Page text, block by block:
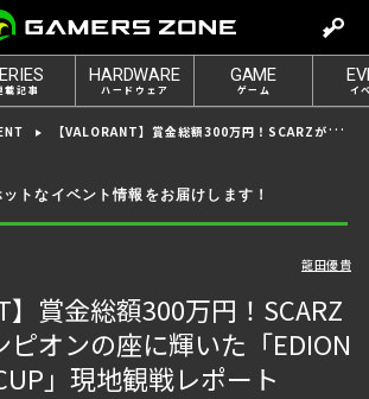
e
t
o
g
n
載記事
HARDWARE
ハードウェア
GAME
ゲーム イ
【VALORANT】賞金総額300万円！SCARZが初代チャンピオンの座に輝いた「EDION VALORANT CUP」現地観戦レポート
ットなイベント情報をお届けします！
龍田優貴
】賞金総額300万円！SCARZ
ピオンの座に輝いた「EDION
」現地観戦レポート